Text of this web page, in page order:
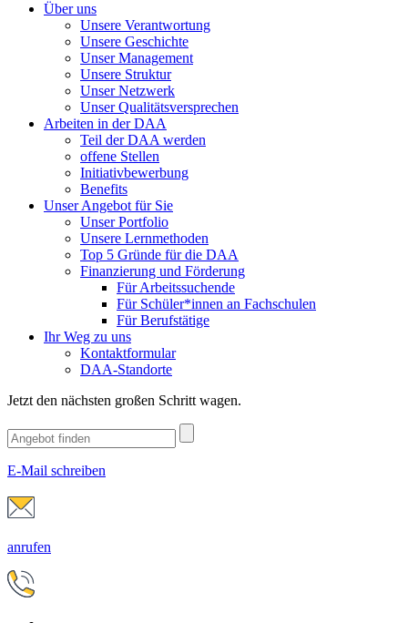
Über uns
Unsere Verantwortung
Unsere Geschichte
Unser Management
Unsere Struktur
Unser Netzwerk
Unser Qualitätsversprechen
Arbeiten in der DAA
Teil der DAA werden
offene Stellen
Initiativbewerbung
Benefits
Unser Angebot für Sie
Unser Portfolio
Unsere Lernmethoden
Top 5 Gründe für die DAA
Finanzierung und Förderung
Für Arbeitssuchende
Für Schüler*innen an Fachschulen
Für Berufstätige
Ihr Weg zu uns
Kontaktformular
DAA-Standorte
Jetzt den nächsten großen Schritt wagen.
E-Mail schreiben
anrufen